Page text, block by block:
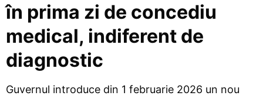
în prima zi de concediu
medical, indiferent de
diagnostic
Guvernul introduce din 1 februarie 2026 un nou